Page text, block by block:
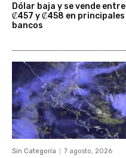
Dólar baja y se vende entre
₡457 y ₡458 en principales
bancos
Sin Categoría 7 agosto, 2026